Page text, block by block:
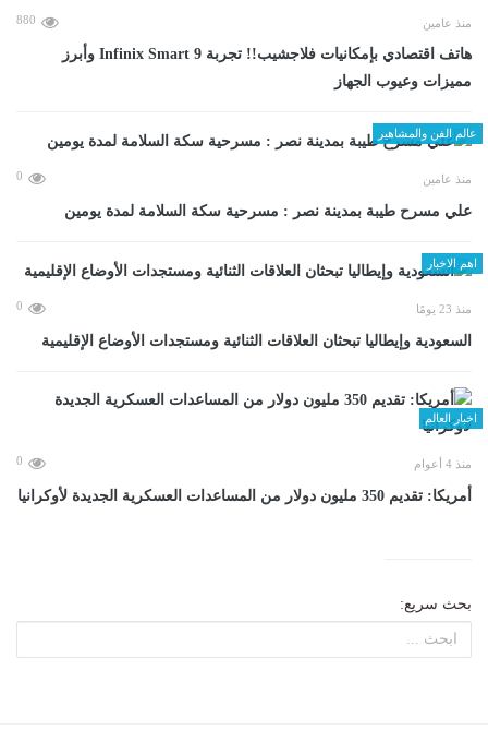
منذ عامين 880
هاتف اقتصادي بإمكانيات فلاجشيب!! تجربة Infinix Smart 9 وأبرز
مميزات وعيوب الجهاز
عالم الفن والمشاهير
منذ عامين 0
علي مسرح طيبة بمدينة نصر : مسرحية سكة السلامة لمدة يومين
اهم الاخبار
منذ 23 يومًا 0
السعودية وإيطاليا تبحثان العلاقات الثنائية ومستجدات الأوضاع الإقليمية
اخبار العالم
منذ 4 أعوام 0
أمريكا: تقديم 350 مليون دولار من المساعدات العسكرية الجديدة لأوكرانيا
بحث سريع: